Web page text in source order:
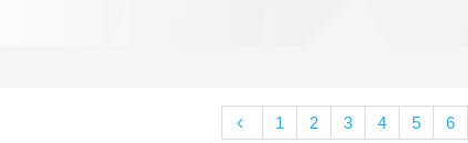
1 2 3 4 5 6